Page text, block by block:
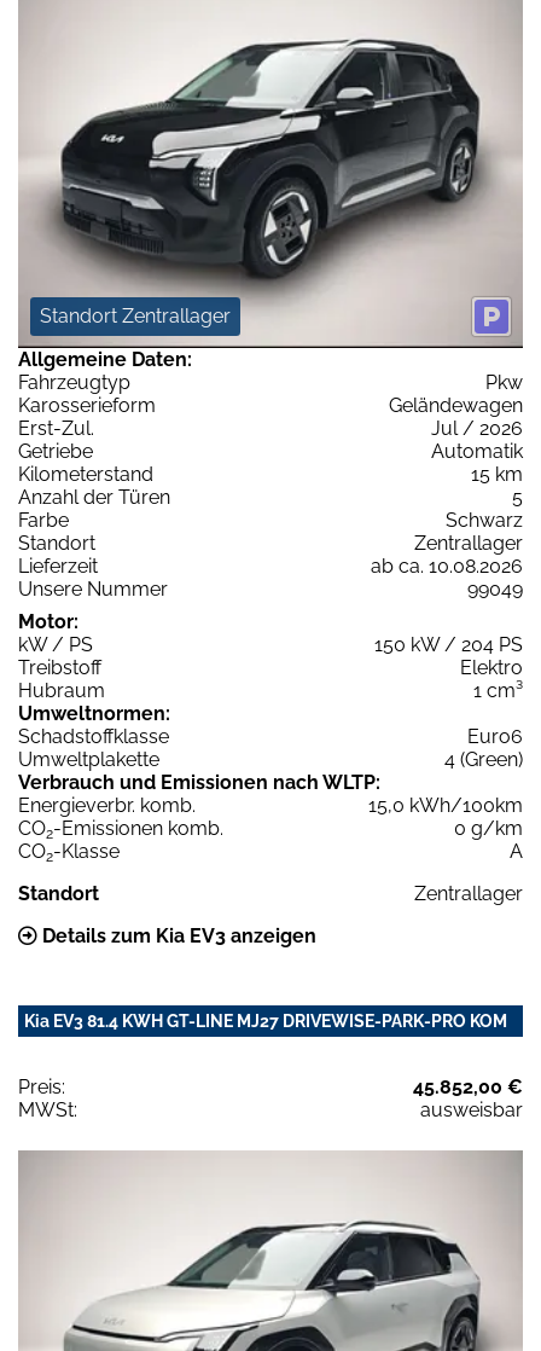
Standort Zentrallager
Allgemeine Daten:
Fahrzeugtyp
Pkw
Karosserieform
Geländewagen
Erst-Zul.
Jul / 2026
Getriebe
Automatik
Kilometerstand
15 km
Anzahl der Türen
5
Farbe
Schwarz
Standort
Zentrallager
Lieferzeit
ab ca. 10.08.2026
Unsere Nummer
99049
Motor:
kW / PS
150 kW / 204 PS
Treibstoff
Elektro
Hubraum
1 cm³
Umweltnormen:
Schadstoffklasse
Euro6
Umweltplakette
4 (Green)
Verbrauch und Emissionen nach WLTP:
Energieverbr. komb.
15,0 kWh/100km
CO2-Emissionen komb.
0 g/km
CO2-Klasse
A
Standort
Zentrallager
Details zum Kia EV3 anzeigen
Kia EV3 81.4 KWH GT-LINE MJ27 DRIVEWISE-PARK-PRO KOM
Preis:
45.852,00 €
MWSt:
ausweisbar